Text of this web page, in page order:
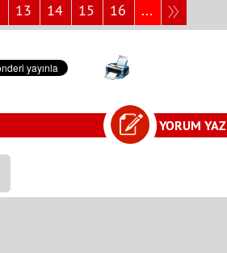
13 14 15 16 ...
YORUM YAZ